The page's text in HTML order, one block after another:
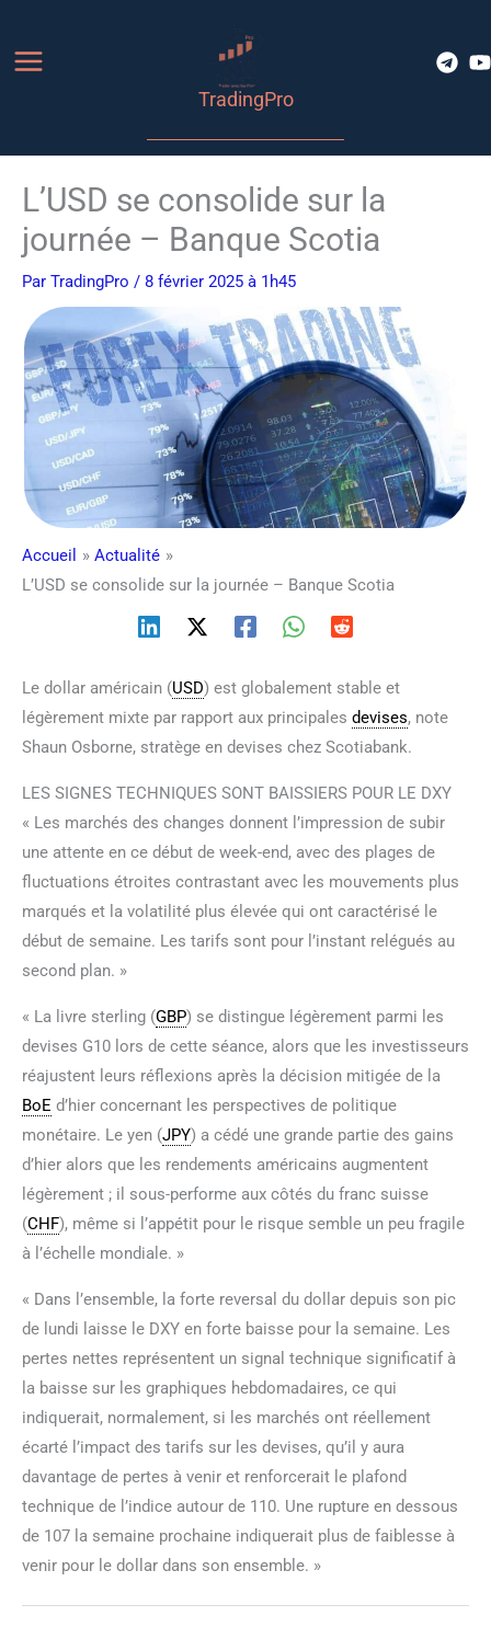
contenu
TradingPro
L’USD se consolide sur la
journée – Banque Scotia
Par TradingPro / 8 février 2025 à 1h45
Accueil
Actualité
L’USD se consolide sur la journée – Banque Scotia
Le dollar américain (USD) est globalement stable et
légèrement mixte par rapport aux principales devises, note
Shaun Osborne, stratège en devises chez Scotiabank.
LES SIGNES TECHNIQUES SONT BAISSIERS POUR LE DXY
« Les marchés des changes donnent l’impression de subir
une attente en ce début de week-end, avec des plages de
fluctuations étroites contrastant avec les mouvements plus
marqués et la volatilité plus élevée qui ont caractérisé le
début de semaine. Les tarifs sont pour l’instant relégués au
second plan. »
« La livre sterling (GBP) se distingue légèrement parmi les
devises G10 lors de cette séance, alors que les investisseurs
réajustent leurs réflexions après la décision mitigée de la
BoE d’hier concernant les perspectives de politique
monétaire. Le yen (JPY) a cédé une grande partie des gains
d’hier alors que les rendements américains augmentent
légèrement ; il sous-performe aux côtés du franc suisse
(CHF), même si l’appétit pour le risque semble un peu fragile
à l’échelle mondiale. »
« Dans l’ensemble, la forte reversal du dollar depuis son pic
de lundi laisse le DXY en forte baisse pour la semaine. Les
pertes nettes représentent un signal technique significatif à
la baisse sur les graphiques hebdomadaires, ce qui
indiquerait, normalement, si les marchés ont réellement
écarté l’impact des tarifs sur les devises, qu’il y aura
davantage de pertes à venir et renforcerait le plafond
technique de l’indice autour de 110. Une rupture en dessous
de 107 la semaine prochaine indiquerait plus de faiblesse à
venir pour le dollar dans son ensemble. »